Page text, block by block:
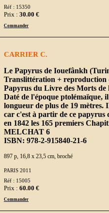
Réf : 15350
Prix : 30.00 €
Commander
CARRIER C.
Le Papyrus de Iouefânkh
Translittération + reproduction
Papyrus du Livre des Morts de
Daté de l'époque ptolémaïque,
longueur de plus de 19
car c'est à partir de ce
en 1842 les 165 premiers
MELCHAT 6
ISBN: 978-2-915840-21-6
897 p, 16,8 x 23,5 cm, broché
PARIS 2011
Réf : 15005
Prix : 60.00 €
Commander